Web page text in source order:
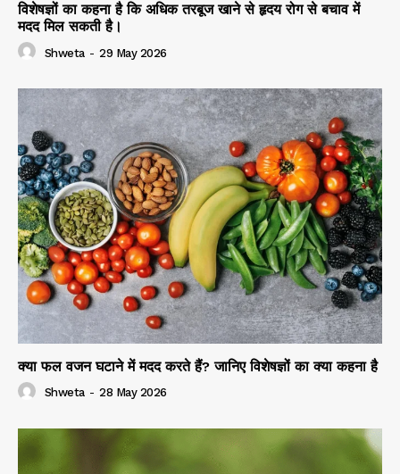
विशेषज्ञों का कहना है कि अधिक तरबूज खाने से हृदय रोग से बचाव में
मदद मिल सकती है।
Shweta - 29 May 2026
क्या फल वजन घटाने में मदद करते हैं? जानिए विशेषज्ञों का क्या कहना है
Shweta - 28 May 2026